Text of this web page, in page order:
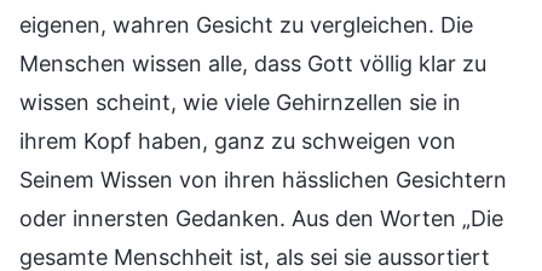
eigenen, wahren Gesicht zu vergleichen. Die
Menschen wissen alle, dass Gott völlig klar zu
wissen scheint, wie viele Gehirnzellen sie in
ihrem Kopf haben, ganz zu schweigen von
Seinem Wissen von ihren hässlichen Gesichtern
oder innersten Gedanken. Aus den Worten „Die
gesamte Menschheit ist, als sei sie aussortiert